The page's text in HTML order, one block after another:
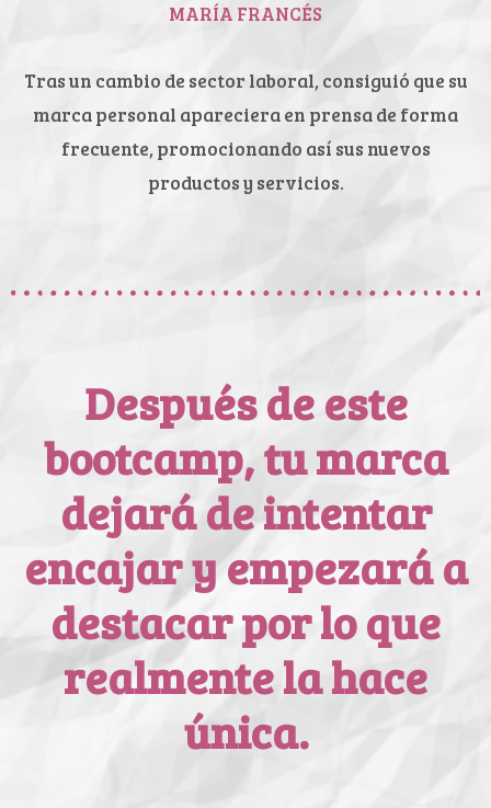
MARÍA FRANCÉS
Tras un cambio de sector laboral,consiguió que su
marca personal apareciera en prensa de forma
frecuente, promocionando así sus nuevos
productos y servicios.
Después de este
bootcamp, tu marca
dejará de intentar
encajar y empezará a
destacar por lo que
realmente la hace
única.